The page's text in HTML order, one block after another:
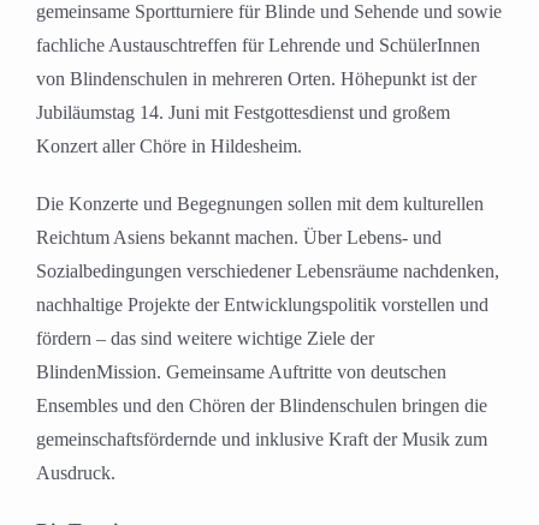
gemeinsame Sportturniere für Blinde und Sehende und sowie
fachliche Austauschtreffen für Lehrende und SchülerInnen
von Blindenschulen in mehreren Orten. Höhepunkt ist der
Jubiläumstag 14. Juni mit Festgottesdienst und großem
Konzert aller Chöre in Hildesheim.
Die Konzerte und Begegnungen sollen mit dem kulturellen
Reichtum Asiens bekannt machen. Über Lebens- und
Sozialbedingungen verschiedener Lebensräume nachdenken,
nachhaltige Projekte der Entwicklungspolitik vorstellen und
fördern – das sind weitere wichtige Ziele der
BlindenMission. Gemeinsame Auftritte von deutschen
Ensembles und den Chören der Blindenschulen bringen die
gemeinschaftsfördernde und inklusive Kraft der Musik zum
Ausdruck.